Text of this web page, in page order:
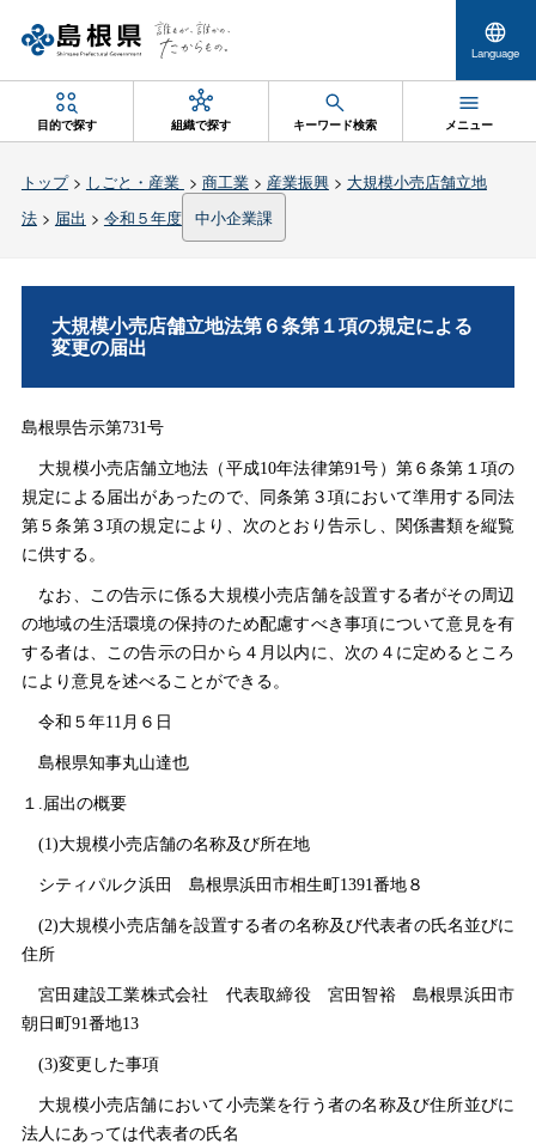
Language
目的で探す 組織で探す キーワード検索 メニュー
トップ> しごと・産業 > 商工業> 産業振興> 大規模小売店舗立地
法> 届出 > 令和５年度 中小企業課
大規模小売店舗立地法第６条第１項の規定による
変更の届出
島根県告示第731号
大規模小売店舗立地法（平成10年法律第91号）第６条第１項の
規定による届出があったので、同条第３項において準用する同法
第５条第３項の規定により、次のとおり告示し、関係書類を縦覧
に供する。
なお、この告示に係る大規模小売店舗を設置する者がその周辺
の地域の生活環境の保持のため配慮すべき事項について意見を有
する者は、この告示の日から４月以内に、次の４に定めるところ
により意見を述べることができる。
令和５年11月６日
島根県知事丸山達也
１.届出の概要
(1)大規模小売店舗の名称及び所在地
シティパルク浜田 島根県浜田市相生町1391番地８
(2)大規模小売店舗を設置する者の名称及び代表者の氏名並びに
住所
宮田建設工業株式会社 代表取締役 宮田智裕 島根県浜田市
朝日町91番地13
(3)変更した事項
大規模小売店舗において小売業を行う者の名称及び住所並びに
法人にあっては代表者の氏名